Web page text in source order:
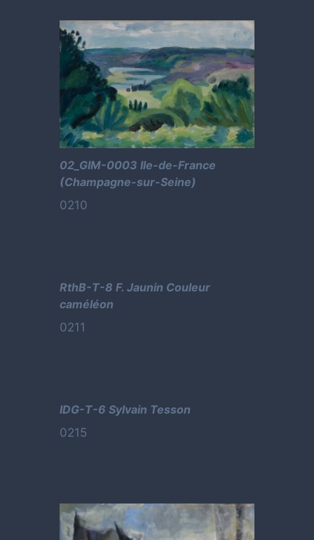
02_GIM-0003 Ile-de-France
(Champagne-sur-Seine)
0210
RthB-T-8 F. Jaunin Couleur
caméléon
0211
IDG-T-6 Sylvain Tesson
0215